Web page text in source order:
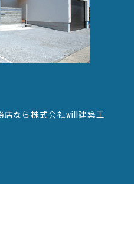
なら株式会社will建築工